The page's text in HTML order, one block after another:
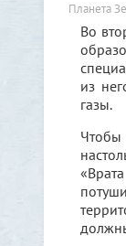
Планета
Во
из
газы.